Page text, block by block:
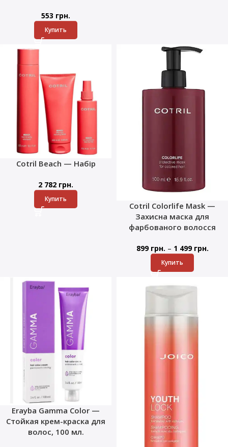
553 грн.
Купить
Cotril Beach — Набір
2 782 грн.
Купить
Cotril Colorlife Mask —
Захисна маска для
фарбованого волосся
899 грн. – 1 499 грн.
Купить
Erayba Gamma Color —
Стойкая крем-краска для
волос, 100 мл.